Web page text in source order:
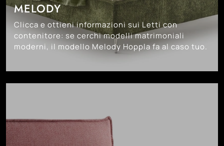
MELODY
Clicca e ottieni informazioni sui Letti con
contenitore: se cerchi modelli matrimoniali
moderni, il modello Melody Hoppla fa al caso tuo.